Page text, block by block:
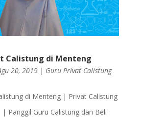
Calistung di Menteng
20, 2019| Guru Privat Calistung
di Menteng | Privat Calistung
| Panggil Guru Calistung dan Beli